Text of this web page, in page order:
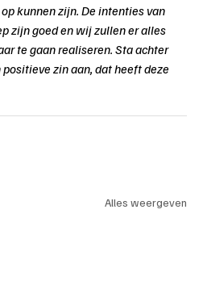
kunnen zijn. De intenties van
zijn goed en wij zullen er alles
te gaan realiseren. Sta achter
zin aan, dat heeft deze
Alles weergeven